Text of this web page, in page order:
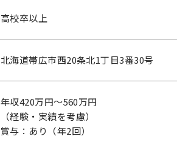
高校卒以上
北海道帯広市西20条北1丁目3番30号
年収420万円～560万円
（経験・実績を考慮）
賞与：あり（年2回）